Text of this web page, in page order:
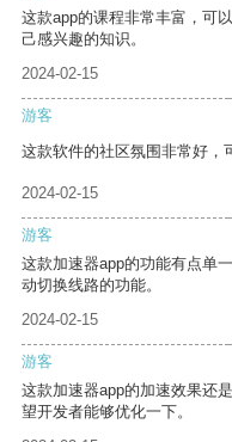
这款app的课程非常丰富，可
己感兴趣的知识。
2024-02-15
游客
这款软件的社区氛围非常好，
2024-02-15
游客
这款加速器app的功能有点单
动切换线路的功能。
2024-02-15
游客
这款加速器app的加速效果还
望开发者能够优化一下。